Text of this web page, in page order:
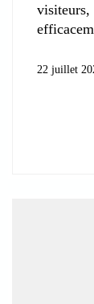
visiteurs,
22 juillet